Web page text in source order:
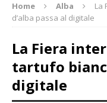
Home Alba
La
d’alba passa al digitale
La Fiera
tartufo
digitale